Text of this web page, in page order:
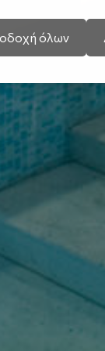
όλων